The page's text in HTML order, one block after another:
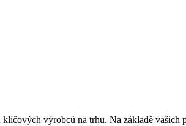
výrobců na trhu. Na základě